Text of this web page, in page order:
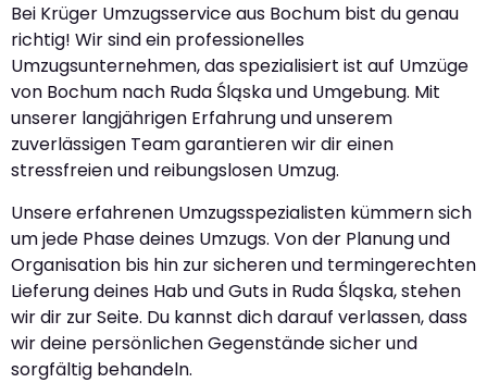
Bei Krüger Umzugsservice aus Bochum bist du genau
richtig! Wir sind ein professionelles
Umzugsunternehmen, das spezialisiert ist auf Umzüge
von Bochum nach Ruda Śląska und Umgebung. Mit
unserer langjährigen Erfahrung und unserem
zuverlässigen Team garantieren wir dir einen
stressfreien und reibungslosen Umzug.
Unsere erfahrenen Umzugsspezialisten kümmern sich
um jede Phase deines Umzugs. Von der Planung und
Organisation bis hin zur sicheren und termingerechten
Lieferung deines Hab und Guts in Ruda Śląska, stehen
wir dir zur Seite. Du kannst dich darauf verlassen, dass
wir deine persönlichen Gegenstände sicher und
sorgfältig behandeln.